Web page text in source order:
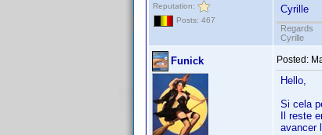
Reputation:
Posts: 467
Cyrille
Regards
Cyrille
Funick Posted:
Hello,
Si cela
Il reste
avancer